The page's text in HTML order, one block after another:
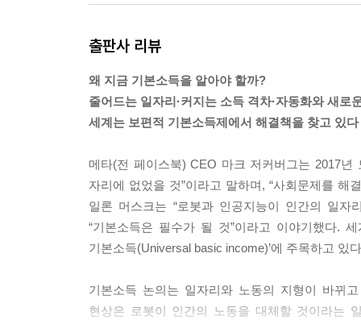
이 그대로 현금으로 돌아온 셈입니다. 순증세 효과
남들이 하기 싫어하는 궂은일을 선택한 사람에게
어떻게든 자동화해 없애는 게 옳다고 생각합니다.
여러모로 제조업 시대의 사회보장제도는 한계를
런 고민 속에서 등장한 기본소득제는 ‘고용’이라
--- p.156
같은 금액입니다. 4인 가족이라면 모두 2억 원의
출판사 리뷰
왜 지금 기본소득을 알아야 할까?
줄어드는 일자리·커지는 소득 격차·자동화와 새
세계는 보편적 기본소득제에서 해결책을 찾고 있다
메타(전 페이스북) CEO 마크 저커버그는 2017
자리에 없었을 것”이라고 말하며, “사회문제를
일론 머스크는 “로봇과 인공지능이 인간의 일
“기본소득은 필수가 될 것”이라고 이야기했다.
기본소득(Universal basic income)’에 주목하고
기본소득 논의는 일자리와 노동의 지형이 바뀌
현상은 로봇이 인간의 노동을 대체할 것이라는